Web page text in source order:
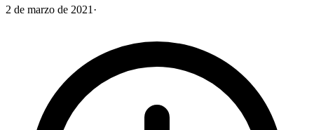
2 de marzo de 2021 ·